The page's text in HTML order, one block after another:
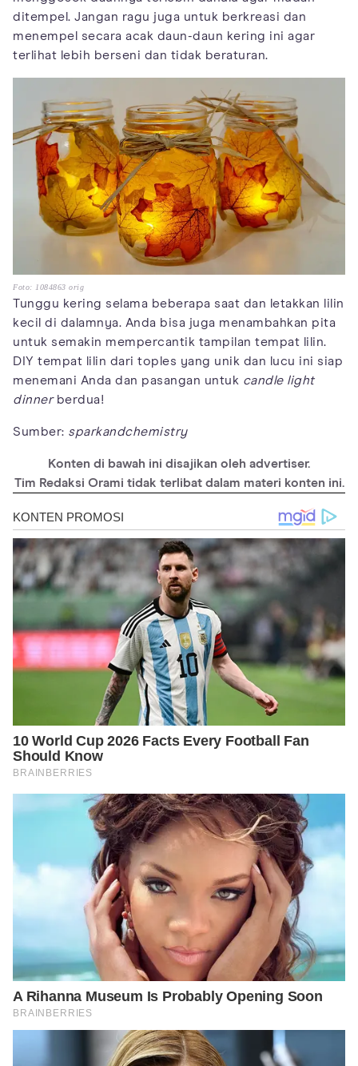
ditempel. Jangan ragu juga untuk berkreasi dan
menempel secara acak daun-daun kering ini agar
terlihat lebih berseni dan tidak beraturan.
Foto: 1084863 orig
Tunggu kering selama beberapa saat dan letakkan lilin
kecil di dalamnya. Anda bisa juga menambahkan pita
untuk semakin mempercantik tampilan tempat lilin.
DIY tempat lilin dari toples yang unik dan lucu ini siap
menemani Anda dan pasangan untuk candle light
dinner berdua!
Sumber: sparkandchemistry
Konten di bawah ini disajikan oleh advertiser.
Tim Redaksi Orami tidak terlibat dalam materi konten ini.